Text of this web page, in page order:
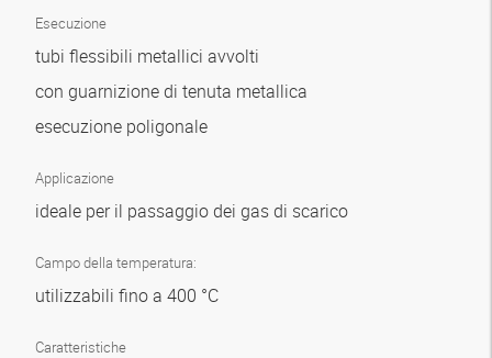
Esecuzione
tubi flessibili metallici avvolti
con guarnizione di tenuta metallica
esecuzione poligonale
Applicazione
ideale per il passaggio dei gas di scarico
Campo della temperatura:
utilizzabili fino a 400 °C
Caratteristiche